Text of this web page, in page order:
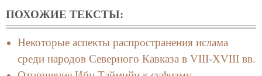
ПОХОЖИЕ ТЕКСТЫ:
Некоторые аспекты распространения ислама
среди народов Северного Кавказа в VIII-XVIII вв.